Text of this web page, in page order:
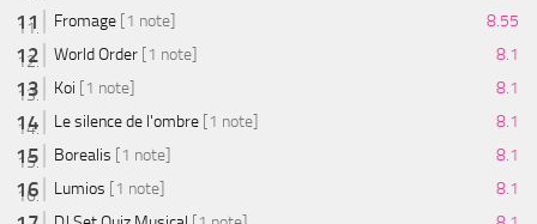
Fromage [1 note]
8.55
World Order [1 note]
8.1
Koi [1 note]
8.1
Le silence de l'ombre [1 note]
8.1
Borealis [1 note]
8.1
Lumios [1 note]
8.1